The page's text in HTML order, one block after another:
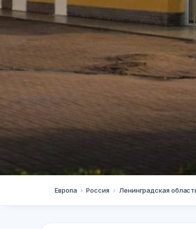
Бадминтон
Европа › Россия › Ленинградская